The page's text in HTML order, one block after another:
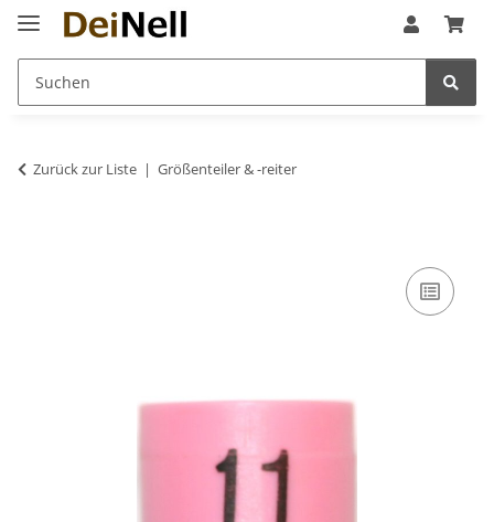
Zurück zur Liste Größenteiler & -reiter